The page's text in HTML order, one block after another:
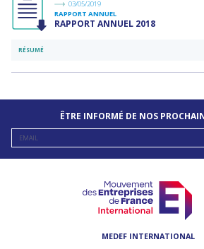
03/05/2019
RAPPORT ANNUEL
RAPPORT ANNUEL 2018
RÉSUMÉ
ÊTRE INFORMÉ DE NOS
MEDEF INTERNATIONAL